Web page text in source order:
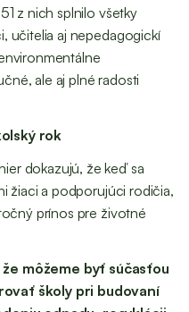
z nich splnilo všetky
učitelia aj nepedagogickí
ale aj plné radosti
rok
dokazujú, že keď sa
žiaci a podporujúci rodičia,
prínos pre životné
že môžeme byť súčasťou
školy pri budovaní